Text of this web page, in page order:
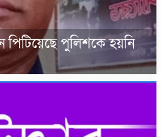
পুলিশকে হয়নি